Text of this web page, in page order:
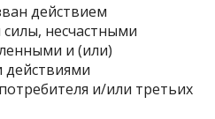
действием
несчастными
и (или)
и/или третьих